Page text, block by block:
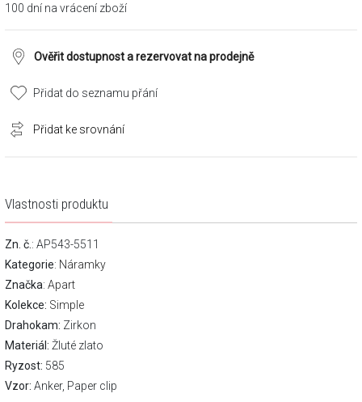
100 dní na vrácení zboží
Ověřit dostupnost a rezervovat na prodejně
Přidat do seznamu přání
Přidat ke srovnání
Vlastnosti produktu
Zn. č. : AP543-5511
Kategorie: Náramky
Značka: Apart
Kolekce: Simple
Drahokam: Zirkon
Materiál: Žluté zlato
Ryzost: 585
Vzor: Anker, Paper clip